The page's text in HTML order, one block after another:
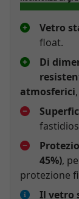
Vetro
float.
Di
atmosferici,
45%),
protezione
Il vetro